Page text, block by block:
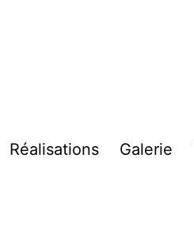
Réalisations Galerie